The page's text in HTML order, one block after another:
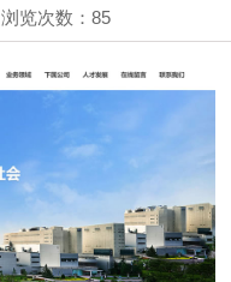
浏览次数：85